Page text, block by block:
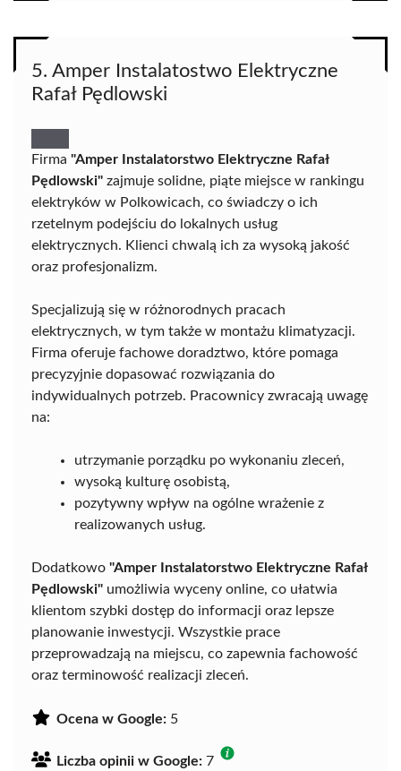
5. Amper Instalatostwo Elektryczne
Rafał Pędlowski
Firma "Amper Instalatorstwo Elektryczne Rafał
Pędlowski" zajmuje solidne, piąte miejsce w rankingu
elektryków w Polkowicach, co świadczy o ich
rzetelnym podejściu do lokalnych usług
elektrycznych. Klienci chwalą ich za wysoką jakość
oraz profesjonalizm.
Specjalizują się w różnorodnych pracach
elektrycznych, w tym także w montażu klimatyzacji.
Firma oferuje fachowe doradztwo, które pomaga
precyzyjnie dopasować rozwiązania do
indywidualnych potrzeb. Pracownicy zwracają uwagę
na:
utrzymanie porządku po wykonaniu zleceń,
wysoką kulturę osobistą,
pozytywny wpływ na ogólne wrażenie z
realizowanych usług.
Dodatkowo "Amper Instalatorstwo Elektryczne Rafał
Pędlowski" umożliwia wyceny online, co ułatwia
klientom szybki dostęp do informacji oraz lepsze
planowanie inwestycji. Wszystkie prace
przeprowadzają na miejscu, co zapewnia fachowość
oraz terminowość realizacji zleceń.
Ocena w Google: 5
Liczba opinii w Google: 7